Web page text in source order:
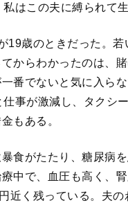
はこの夫に縛られて生
19歳のときだった。
からわかったのは、
番でないと気に入ら
事が激減し、タクシ
もある。
食がたたり、糖尿病
中で、血圧も高く、腎
近く残っている。夫